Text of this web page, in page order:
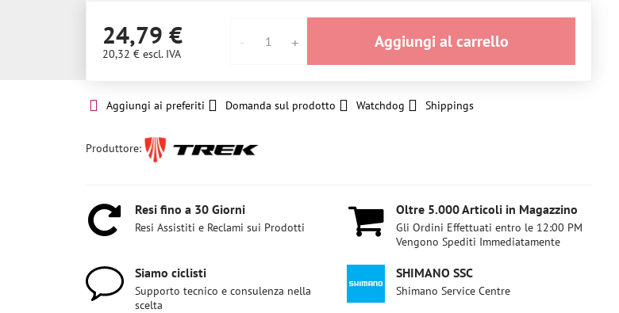
24,79 €
20,32 € escl. IVA
Aggiungi al carrello
Aggiungi ai preferiti Domanda sul prodotto Watchdog Shippings
Produttore:
Resi fino a 30 Giorni
Resi Assistiti e Reclami sui Prodotti
Oltre 5​.000 Articoli in Magazzino
Gli Ordini Effettuati entro le 12:00 PM
Vengono Spediti Immediatamente
Siamo ciclisti
Supporto tecnico e consulenza nella
scelta
SHIMANO SSC
Shimano Service Centre